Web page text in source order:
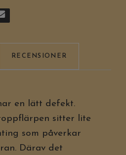
RECENSIONER
en lätt defekt.
sitter lite
som påverkar
Därav det